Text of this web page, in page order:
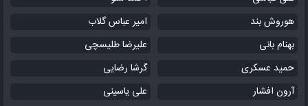
هوروش بند
امیر عباس گلاب
بهنام بانی
علیرضا طلیسچی
حمید عسکری
گرشا رضایی
آرون افشار
علی یاسینی